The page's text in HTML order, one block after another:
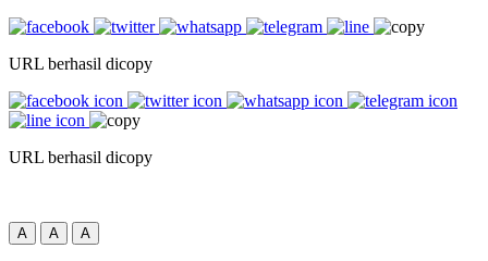
URL berhasil dicopy
URL berhasil dicopy
A A A